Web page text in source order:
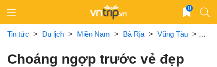
content
0
Tin tức > Du lịch > Miền Nam > Bà Rịa > Vũng Tàu >
Choáng ngợp trước vẻ đẹp